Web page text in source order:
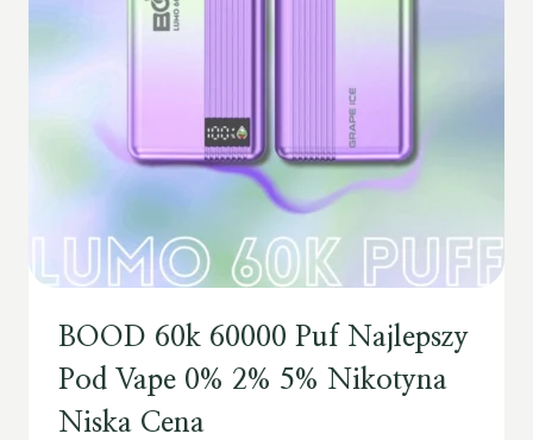
BOOD 60k 60000 Puf Najlepszy
Pod Vape 0% 2% 5% Nikotyna
Niska Cena